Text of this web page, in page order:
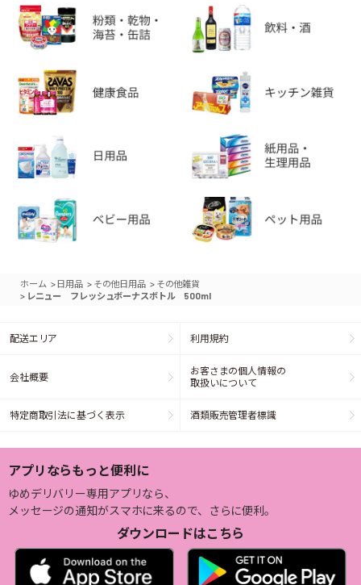
ホーム > 日用品 > その他日用品 > その他雑貨
> レニュー フレッシュボーナスボトル 500ml
配送エリア 利用規約
会社概要
お客さまの個人情報の
取扱いについて
特定商取引法に基づく表示 酒類販売管理者標識
アプリならもっと便利に
ゆめデリバリー専用アプリなら、
メッセージの通知がスマホに来るので、さらに便利。
ダウンロードはこちら